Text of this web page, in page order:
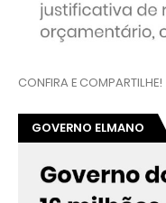
CONFIRA E COMPARTILHE!
GOVERNO ELMANO